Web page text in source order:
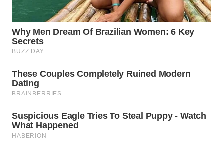
KONSUMEN
WAHANA
LISTRIK
WAHANA
TRAVEL
WAHANA
TV